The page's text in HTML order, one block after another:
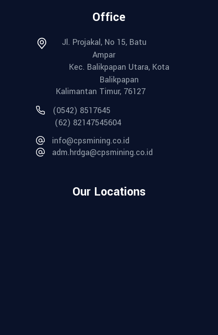
Office
Jl. Projakal, No 15, Batu
Ampar
Kec. Balikpapan Utara, Kota
Balikpapan
Kalimantan Timur, 76127
(0542) 8517645
(62) 82147545604
info@cpsmining.co.id
adm.hrdga@cpsmining.co.id
Our Locations